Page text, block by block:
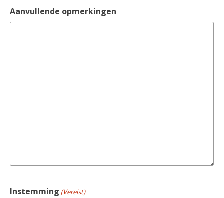
Aanvullende opmerkingen
Instemming (Vereist)